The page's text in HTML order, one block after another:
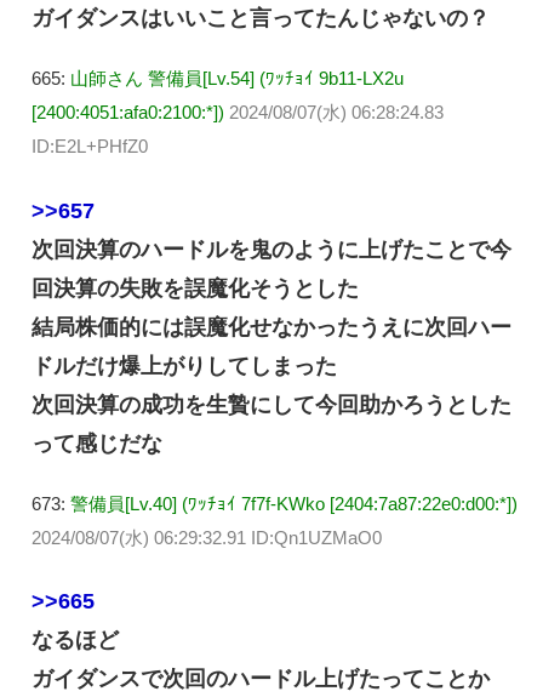
ガイダンスはいいこと言ってたんじゃないの？
665: 山師さん 警備員[Lv.54] (ﾜｯﾁｮｲ 9b11-LX2u
[2400:4051:afa0:2100:*]) 2024/08/07(水) 06:28:24.83
ID:E2L+PHfZ0
>>657
次回決算のハードルを鬼のように上げたことで今
回決算の失敗を誤魔化そうとした
結局株価的には誤魔化せなかったうえに次回ハー
ドルだけ爆上がりしてしまった
次回決算の成功を生贄にして今回助かろうとした
って感じだな
673: 警備員[Lv.40] (ﾜｯﾁｮｲ 7f7f-KWko [2404:7a87:22e0:d00:*])
2024/08/07(水) 06:29:32.91 ID:Qn1UZMaO0
>>665
なるほど
ガイダンスで次回のハードル上げたってことか